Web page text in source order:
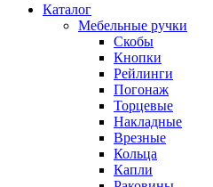
Каталог
Мебельные ручки
Скобы
Кнопки
Рейлинги
Погонаж
Торцевые
Накладные
Врезные
Кольца
Капли